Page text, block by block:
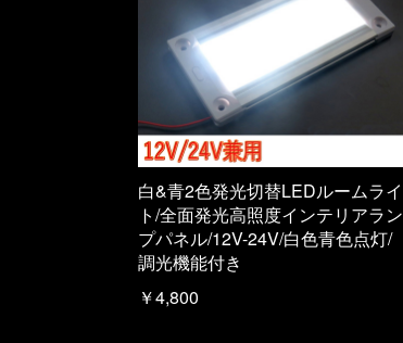
白&青2色発光切替LEDルームライ
ト/全面発光高照度インテリアラン
プパネル/12V-24V/白色青色点灯/
調光機能付き
￥4,800